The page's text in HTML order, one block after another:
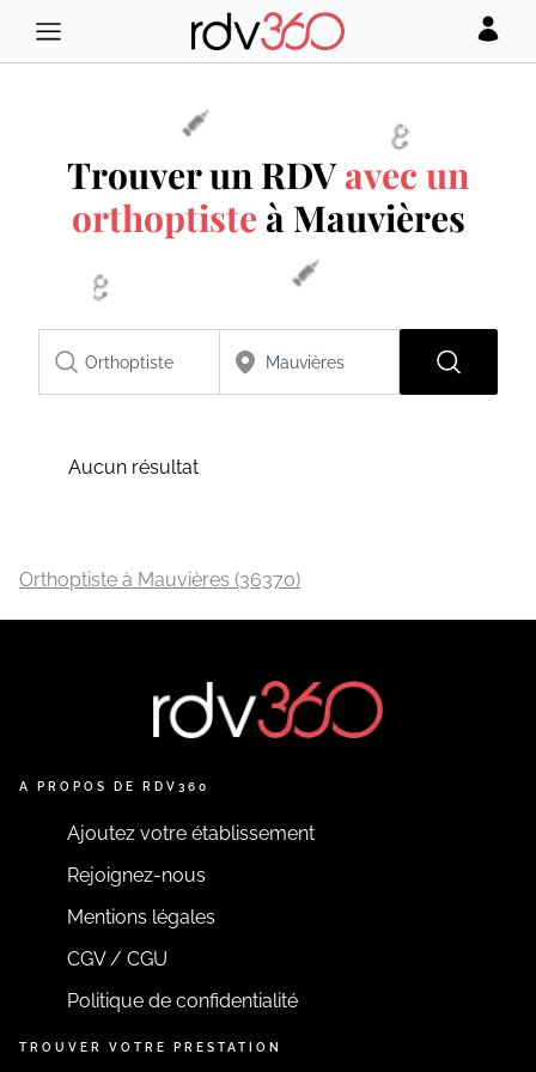
Trouver un RDVavec un
orthoptiste à Mauvières
Aucun résultat
Orthoptiste à Mauvières (36370)
A PROPOS DE RDV360
Ajoutez votre établissement
Rejoignez-nous
Mentions légales
CGV / CGU
Politique de confidentialité
TROUVER VOTRE PRESTATION